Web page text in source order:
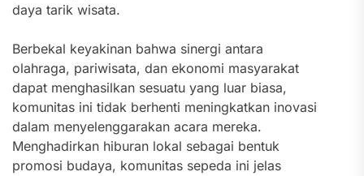
daya tarik wisata.
Berbekal keyakinan bahwa sinergi antara
olahraga, pariwisata, dan ekonomi masyarakat
dapat menghasilkan sesuatu yang luar biasa,
komunitas ini tidak berhenti meningkatkan inovasi
dalam menyelenggarakan acara mereka.
Menghadirkan hiburan lokal sebagai bentuk
promosi budaya, komunitas sepeda ini jelas